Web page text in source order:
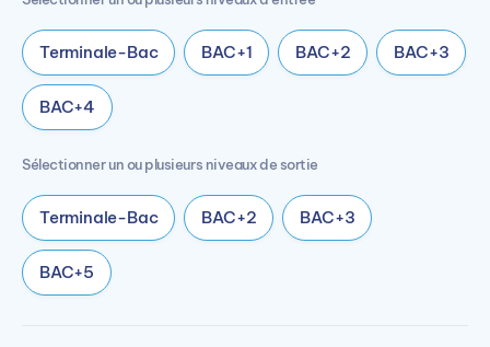
Terminale-Bac BAC+1 BAC+2 BAC+3
BAC+4
Sélectionner un ou plusieurs niveaux de sortie
Terminale-Bac BAC+2 BAC+3
BAC+5